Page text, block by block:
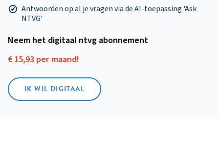
Antwoorden op al je vragen via de AI-toepassing 'Ask
NTVG'
Neem het digitaal ntvg abonnement
€ 15,93 per maand!
IK WIL DIGITAAL